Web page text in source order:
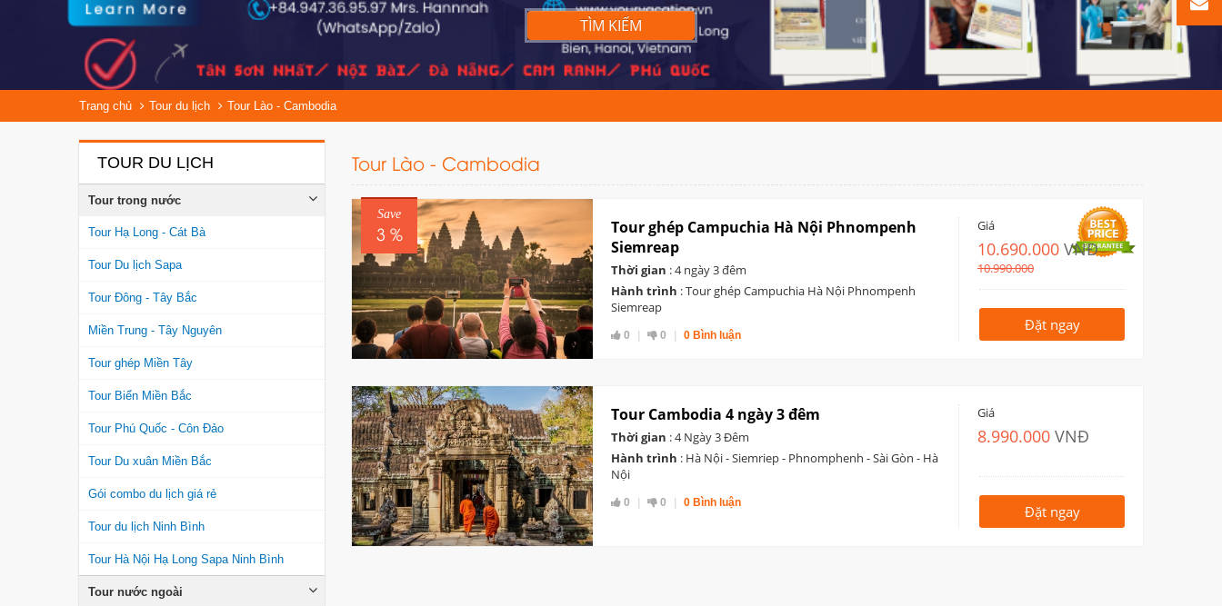
TÌM KIẾM
Trang chủ Tour du lịch Tour Lào - Cambodia
TOUR DU LỊCH
Tour trong nước
Tour Hạ Long - Cát Bà
Tour Du lịch Sapa
Tour Đông - Tây Bắc
Miền Trung - Tây Nguyên
Tour ghép Miền Tây
Tour Biển Miền Bắc
Tour Phú Quốc - Côn Đảo
Tour Du xuân Miền Bắc
Gói combo du lịch giá rẻ
Tour du lịch Ninh Bình
Tour Hà Nội Hạ Long Sapa Ninh Bình
Tour nước ngoài
Tour Lào - Cambodia
Save
3 %
Tour ghép Campuchia Hà Nội Phnompenh
Siemreap
Thời gian : 4 ngày 3 đêm
Hành trình : Tour ghép Campuchia Hà Nội Phnompenh
Siemreap
0 0 0 Bình luận
Giá
10.690.000 VNĐ
10.990.000
Đặt ngay
Tour Cambodia 4 ngày 3 đêm
Thời gian : 4 Ngày 3 Đêm
Hành trình : Hà Nội - Siemriep - Phnomphenh - Sài Gòn - Hà
Nội
0 0 0 Bình luận
Giá
8.990.000 VNĐ
Đặt ngay